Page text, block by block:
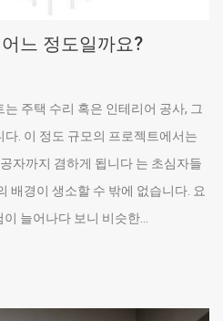
느 정도일까요?
주택 수리 혹은 인테리어 공사, 그
. 이 정도 규모의 프로젝트에서는
자까지 겸하게 됩니다 는 초심자들
배경이 생소할 수 밖에 없습니다. 요
늘어나다 보니 비슷한...